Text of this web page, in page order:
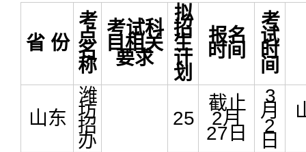
省 份
考
点
名
称
考试科
目相关
要求
拟
招
生
计
划
报名
时间
考
试
时
间
山东
潍
坊
招
办
25
截止
2月
27日
3
月
2
日